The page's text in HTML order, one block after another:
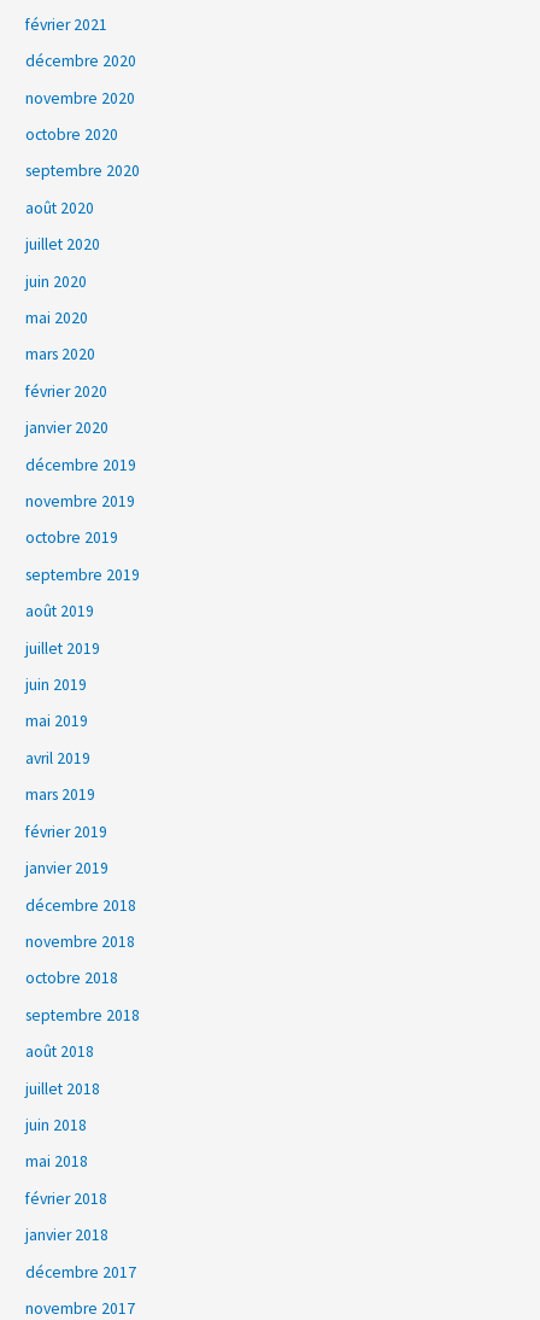
février 2021
décembre 2020
novembre 2020
octobre 2020
septembre 2020
août 2020
juillet 2020
juin 2020
mai 2020
mars 2020
février 2020
janvier 2020
décembre 2019
novembre 2019
octobre 2019
septembre 2019
août 2019
juillet 2019
juin 2019
mai 2019
avril 2019
mars 2019
février 2019
janvier 2019
décembre 2018
novembre 2018
octobre 2018
septembre 2018
août 2018
juillet 2018
juin 2018
mai 2018
février 2018
janvier 2018
décembre 2017
novembre 2017